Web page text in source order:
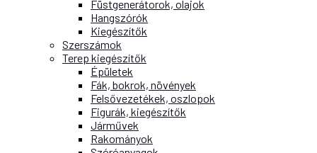
Füstgenerátorok, olajok
Hangszórók
Kiegészítők
Szerszámok
Terep kiegészítők
Épületek
Fák, bokrok, növények
Felsővezetékek, oszlopok
Figurák, kiegészítők
Járművek
Rakományok